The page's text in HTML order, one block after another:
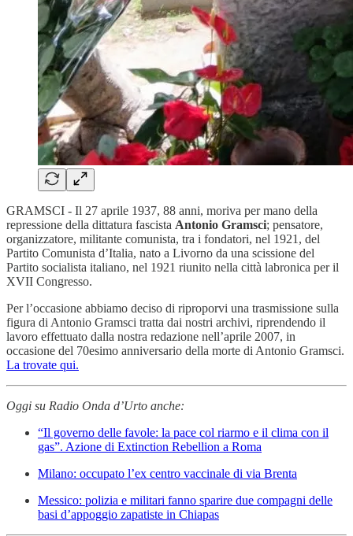
GRAMSCI - Il 27 aprile 1937, 88 anni, moriva per mano della
repressione della dittatura fascista Antonio Gramsci; pensatore,
organizzatore, militante comunista, tra i fondatori, nel 1921, del
Partito Comunista d’Italia, nato a Livorno da una scissione del
Partito socialista italiano, nel 1921 riunito nella città labronica per il
XVII Congresso.
Per l’occasione abbiamo deciso di riproporvi una trasmissione sulla
figura di Antonio Gramsci tratta dai nostri archivi, riprendendo il
lavoro effettuato dalla nostra redazione nell’aprile 2007, in
occasione del 70esimo anniversario della morte di Antonio Gramsci.
La trovate qui.
Oggi su Radio Onda d’Urto anche:
“Il governo delle favole: la pace col riarmo e il clima con il
gas”. Azione di Extinction Rebellion a Roma
Milano: occupato l’ex centro vaccinale di via Brenta
Messico: polizia e militari fanno sparire due compagni delle
basi d’appoggio zapatiste in Chiapas